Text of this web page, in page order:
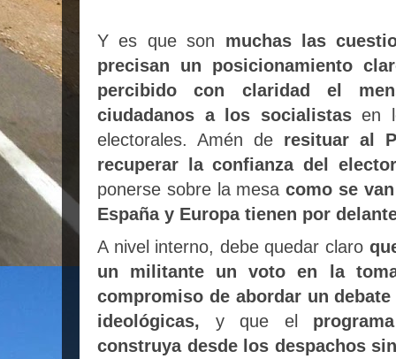
Y es que son muchas las
precisan un posicionamiento
percibido con claridad el
ciudadanos a los socialistasen
electorales. Amén de resituar al
recuperar la confianza del
ponerse sobre la mesacomo se
España y Europa tienen por
A nivel interno, debe quedar claro
un militante un voto en la
compromiso de abordar un
ideológicas, y que el programa
construya desde los despachos